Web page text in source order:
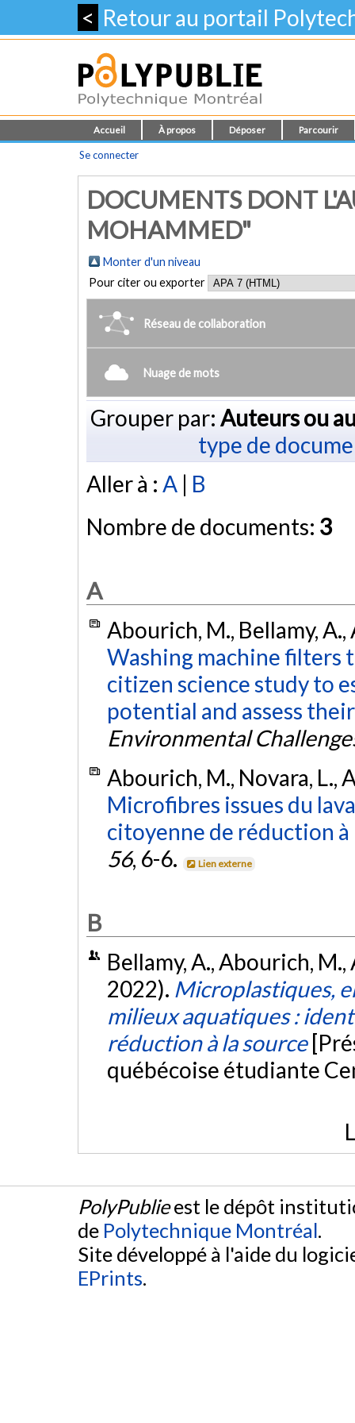
< Retour au portail
Accueil À propos Déposer Parcourir
Se connecter
DOCUMENTS DONT
MOHAMMED"
Monter d'un niveau
Pour citer ou exporter
Réseau de collaboration
Nuage de mots
Grouper par: Auteurs ou
type de
Aller à : A | B
Nombre de documents: 3
A
Abourich, M., Bellamy,
Washing machine filters
citizen science study to
potential and assess
Environmental
Abourich, M., Novara, L.,
Microfibres issues du
citoyenne de réduction à
56, 6-6. Lien externe
B
Bellamy, A., Abourich,
2022). Microplastiques,
milieux aquatiques :
réduction à la source
québécoise étudiante
PolyPublieest le dépôt
de Polytechnique Montréal.
Site développé à l'aide du
EPrints.